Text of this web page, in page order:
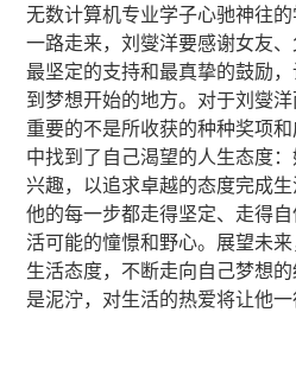
无数计算机专业学子心驰神往的
一路走来，刘燮洋要感谢女友
最坚定的支持和最真挚的鼓励
到梦想开始的地方。对于刘燮
重要的不是所收获的种种奖项
中找到了自己渴望的人生态度
兴趣，以追求卓越的态度完成
他的每一步都走得坚定、走得
活可能的憧憬和野心。展望未
生活态度，不断走向自己梦想
是泥泞，对生活的热爱将让他一